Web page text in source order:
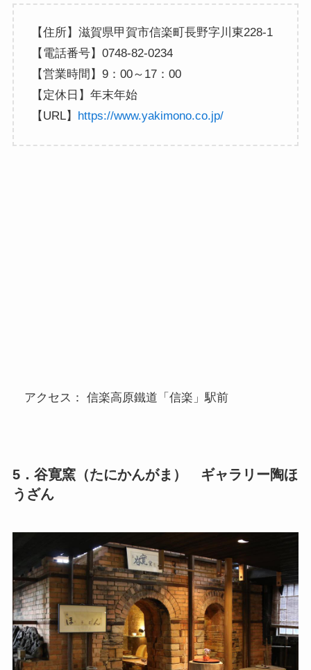
【住所】滋賀県甲賀市信楽町長野字川東228-1
【電話番号】0748-82-0234
【営業時間】9：00～17：00
【定休日】年末年始
【URL】 https://www.yakimono.co.jp/
アクセス： 信楽高原鐵道「信楽」駅前
5．谷寛窯（たにかんがま） ギャラリー陶ほ
うざん